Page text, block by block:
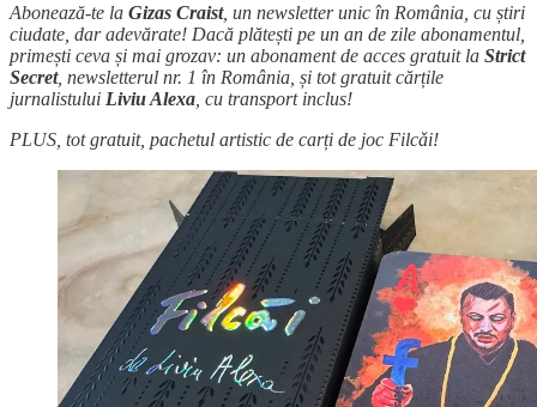
Abonează-te la Gizas Craist, un newsletter unic în România, cu știri
ciudate, dar adevărate! Dacă plătești pe un an de zile abonamentul,
primești ceva și mai grozav: un abonament de acces gratuit la Strict
Secret, newsletterul nr. 1 în România, și tot gratuit cărțile
jurnalistului Liviu Alexa , cu transport inclus!
PLUS, tot gratuit, pachetul artistic de carți de joc Filcǎi!